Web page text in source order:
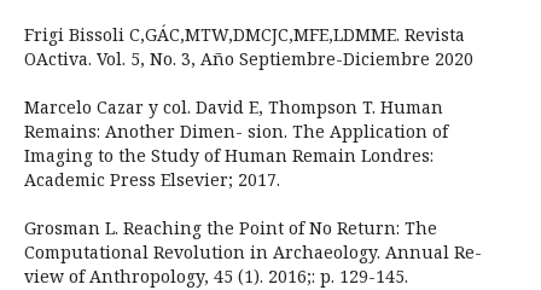
Frigi Bissoli C,GÁC,MTW,DMCJC,MFE,LDMME. Revista
OActiva. Vol. 5, No. 3, Año Septiembre-Diciembre 2020
Marcelo Cazar y col. David E, Thompson T. Human
Remains: Another Dimen- sion. The Application of
Imaging to the Study of Human Remain Londres:
Academic Press Elsevier; 2017.
Grosman L. Reaching the Point of No Return: The
Computational Revolution in Archaeology. Annual Re-
view of Anthropology, 45 (1). 2016;: p. 129-145.